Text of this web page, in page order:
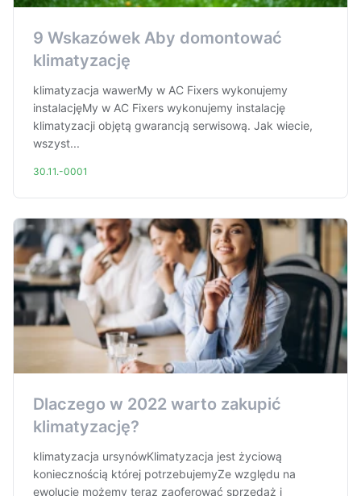
9 Wskazówek Aby domontować
klimatyzację
klimatyzacja wawerMy w AC Fixers wykonujemy
instalacjęMy w AC Fixers wykonujemy instalację
klimatyzacji objętą gwarancją serwisową. Jak wiecie,
wszyst...
30.11.-0001
Dlaczego w 2022 warto zakupić
klimatyzację?
klimatyzacja ursynówKlimatyzacja jest życiową
koniecznością której potrzebujemyZe względu na
ewolucję możemy teraz zaoferować sprzedaż i